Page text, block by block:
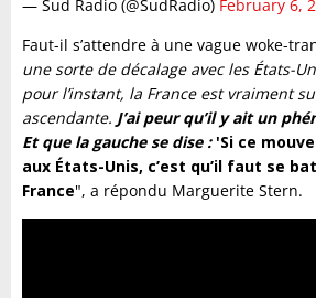
— Sud Radio (@SudRadio) February 6,
Faut-il s’attendre à une vague woke-
une sorte de décalage avec les États-
pour l’instant, la France est vraiment
ascendante. J’ai peur qu’il y ait un
Et que la gauche se dise : 'Si ce
aux États-Unis, c’est qu’il faut se
France", a répondu Marguerite Stern.